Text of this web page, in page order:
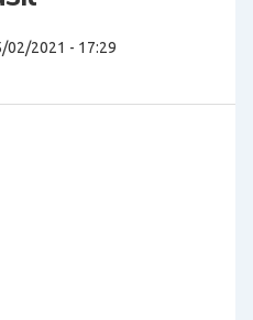
02/2021 - 17:29